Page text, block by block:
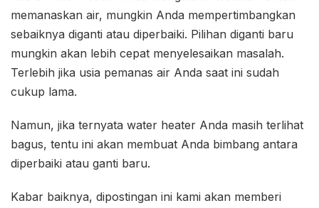
memanaskan air, mungkin Anda mempertimbangkan
sebaiknya diganti atau diperbaiki. Pilihan diganti baru
mungkin akan lebih cepat menyelesaikan masalah.
Terlebih jika usia pemanas air Anda saat ini sudah
cukup lama.
Namun, jika ternyata water heater Anda masih terlihat
bagus, tentu ini akan membuat Anda bimbang antara
diperbaiki atau ganti baru.
Kabar baiknya, dipostingan ini kami akan memberi